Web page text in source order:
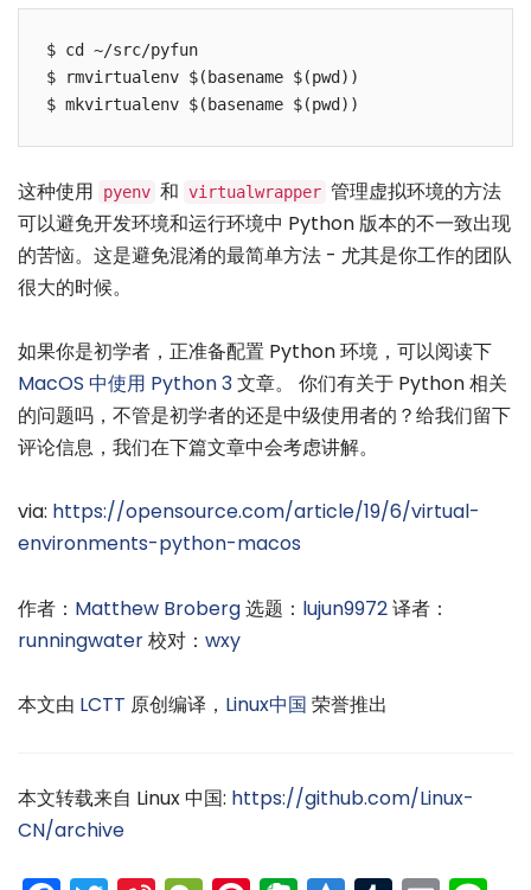
$ cd ~/src/pyfun
$ rmvirtualenv $(basename $(pwd))
$ mkvirtualenv $(basename $(pwd))
这种使用 pyenv 和 virtualwrapper 管理虚拟环境的方法
可以避免开发环境和运行环境中 Python 版本的不一致出现
的苦恼。这是避免混淆的最简单方法 - 尤其是你工作的团队
很大的时候。
如果你是初学者，正准备配置 Python 环境，可以阅读下
MacOS 中使用 Python 3文章。 你们有关于 Python 相关
的问题吗，不管是初学者的还是中级使用者的？给我们留下
评论信息，我们在下篇文章中会考虑讲解。
via: https://opensource.com/article/19/6/virtual-
environments-python-macos
作者： Matthew Broberg选题： lujun9972译者：
runningwater校对： wxy
本文由 LCTT 原创编译， Linux中国 荣誉推出
本文转载来自 Linux 中国: https://github.com/Linux-
CN/archive